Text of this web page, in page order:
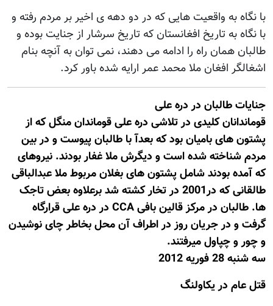
با نگاه به واقعیت هایی که در دو دهه ی اخیر بر مردم رفته و
با نگاه به تاریخ افغانستان که تاریخ سرشار از جنایت بوده و
طالبان همان راه را ادامه می دهند، نمی توان به آنچه بنام
اشغالگر افغان ملا محمد عمر ارایه شده باور کرد.
جنایات طالبان در دره علی
قوماندانان کلیدی در تلاشی دره علی قوماندان منگل که از
پشتون های بامیان بود که بعدآ با طالبان پیوست و در بین
مردم شناخته شده است و دیگرش ملا غفار بودند. نیروهای
که آمده بودند شامل پشتون های بغلان مربوط ملا عبدالباقی
طالقانی که در2001 در تخار کشته شد برعلاوه بعض تاجک
ها. طالبان در مرکز قالین بافی CCA در دره علی قرارگاه
گرفت و در جریان روز در اطراف آن محل بخاطر چای نوشیدن
و چور و چپاول میرفتند.
سه شنبه 28 فوريه 2012
قتل عام در یکاولنگ